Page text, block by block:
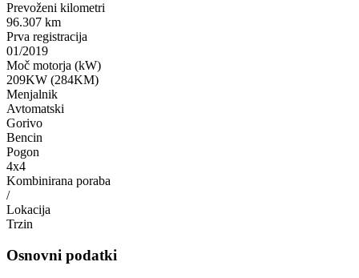
Prevoženi kilometri
96.307 km
Prva registracija
01/2019
Moč motorja (kW)
209KW (284KM)
Menjalnik
Avtomatski
Gorivo
Bencin
Pogon
4x4
Kombinirana poraba
/
Lokacija
Trzin
Osnovni podatki